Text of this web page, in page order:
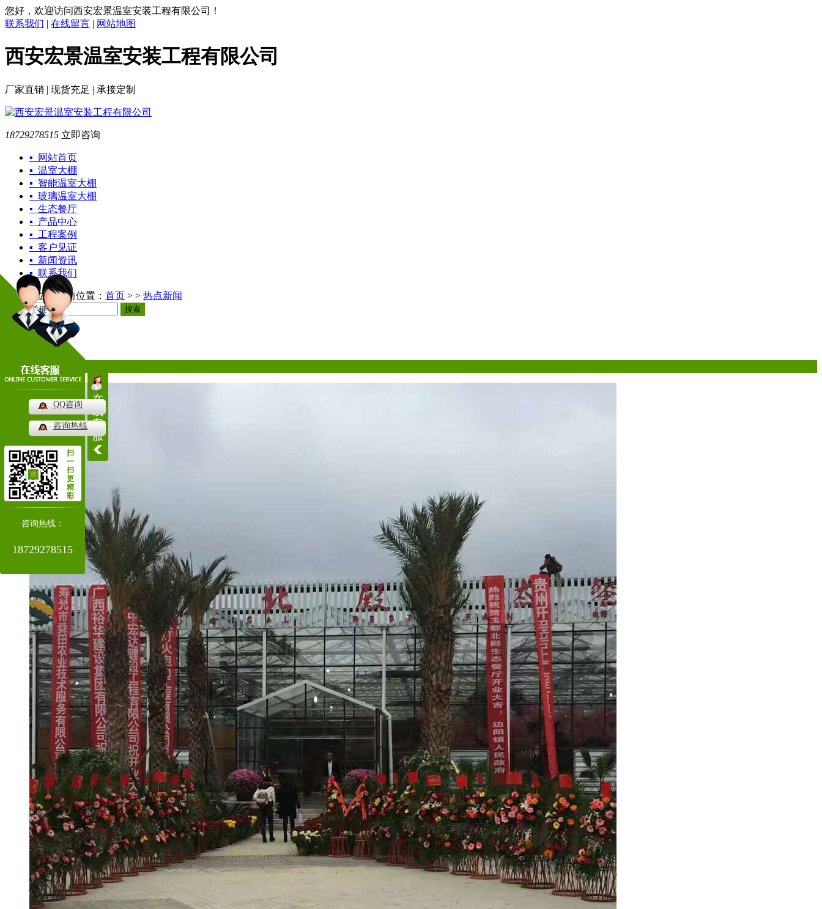
您好，欢迎访问西安宏景温室安装工程有限公司！
联系我们 | 在线留言 | 网站地图
西安宏景温室安装工程有限公司
厂家直销 | 现货充足 | 承接定制
18729278515 立即咨询
▪ 网站首页
▪ 温室大棚
▪ 智能温室大棚
▪ 玻璃温室大棚
▪ 生态餐厅
▪ 产品中心
▪ 工程案例
▪ 客户见证
▪ 新闻资讯
▪ 联系我们
当前位置： 首页 > > 热点新闻
搜索
热点新闻
热门推荐
在
线
客
服
QQ咨询
咨询热线
扫
一
扫
更
精
彩
咨询热线：
18729278515